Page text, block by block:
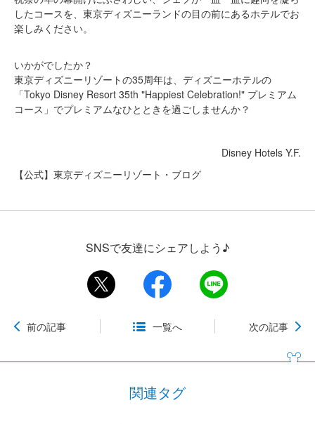
したコースを、東京ディズニーランドの目の前にあるホテルでお
楽しみください。
いかがでしたか？
東京ディズニーリゾートの35周年は、ディズニーホテルの
「Tokyo Disney Resort 35th "Happiest Celebration!" プレミアム
コース」でプレミアムなひとときを過ごしませんか？
Disney Hotels Y.F.
【公式】東京ディズニーリゾート・ブログ
SNSで友達にシェアしよう♪
前の記事 一覧へ 次の記事
関連タグ